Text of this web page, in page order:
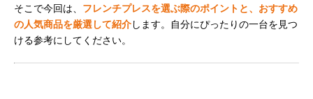
そこで今回は、 フレンチプレスを選ぶ際のポイントと、おすすめ
の人気商品を厳選して紹介します。自分にぴったりの一台を見つ
ける参考にしてください。